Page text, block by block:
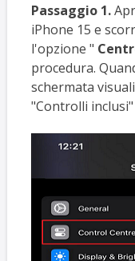
Passaggio 1.
iPhone 15 e
l'opzione "
procedura.
schermata
"Controlli